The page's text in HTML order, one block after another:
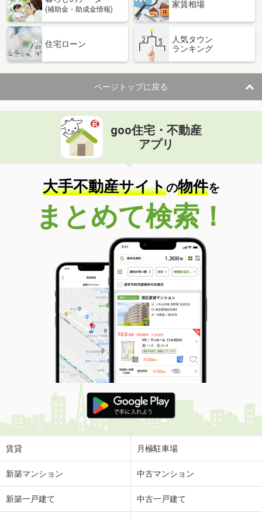
(補助金・助成金情報)
家賃相場
住宅ローン
人気タウン
ランキング
ページトップに戻る
goo住宅・不動産
アプリ
大手不動産サイトの物件を
まとめて検索！
賃貸 月極駐車場
新築マンション 中古マンション
新築一戸建て 中古一戸建て